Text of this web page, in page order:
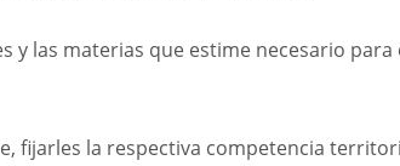
y las materias que estime necesario para
fijarles la respectiva competencia